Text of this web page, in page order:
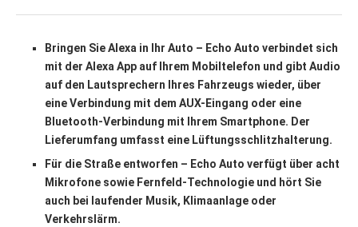
Bringen Sie Alexa in Ihr Auto – Echo Auto verbindet sich
mit der Alexa App auf Ihrem Mobiltelefon und gibt Audio
auf den Lautsprechern Ihres Fahrzeugs wieder, über
eine Verbindung mit dem AUX-Eingang oder eine
Bluetooth-Verbindung mit Ihrem Smartphone. Der
Lieferumfang umfasst eine Lüftungsschlitzhalterung.
Für die Straße entworfen – Echo Auto verfügt über acht
Mikrofone sowie Fernfeld-Technologie und hört Sie
auch bei laufender Musik, Klimaanlage oder
Verkehrslärm.